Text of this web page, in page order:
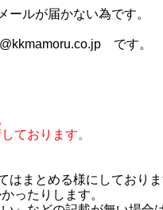
ルが届かない為です。
です。
ております。
はまとめる様にしており
ったりします。